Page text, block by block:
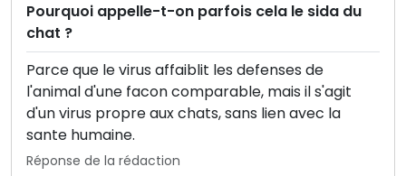
Pourquoi appelle-t-on parfois cela le sida du
chat ?
Parce que le virus affaiblit les defenses de
l'animal d'une facon comparable, mais il s'agit
d'un virus propre aux chats, sans lien avec la
sante humaine.
Réponse de la rédaction